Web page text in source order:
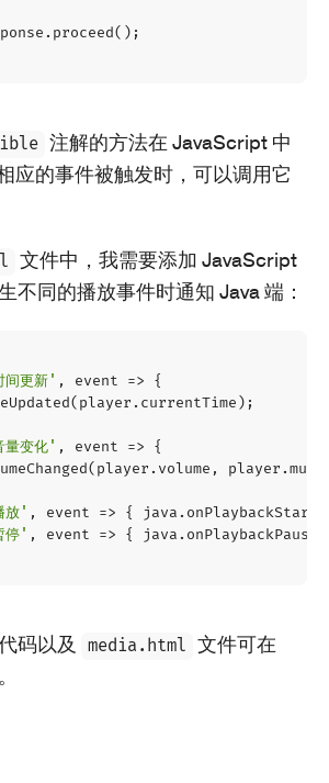
. proceed();
注解的方法在 JavaScript 中
应的事件被触发时，可以调用它
文件中，我需要添加 JavaScript
不同的播放事件时通知 Java 端：
间更新' , event =>
{
( player . currentTime );
量变化' , event =>
{
( player . volume , player .
放' , event => { java .
停' , event => { java . onPlaybackPaused
码以及 media.html 文件可在